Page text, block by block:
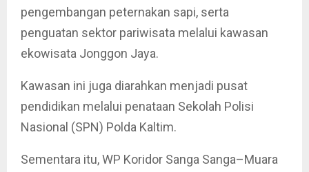
pengembangan peternakan sapi, serta
penguatan sektor pariwisata melalui kawasan
ekowisata Jonggon Jaya.
Kawasan ini juga diarahkan menjadi pusat
pendidikan melalui penataan Sekolah Polisi
Nasional (SPN) Polda Kaltim.
Sementara itu, WP Koridor Sanga Sanga–Muara